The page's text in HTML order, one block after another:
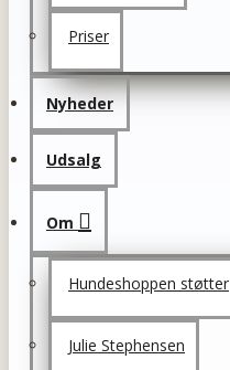
Priser
Nyheder
Udsalg
Om
Hundeshoppen støtter
Julie Stephensen